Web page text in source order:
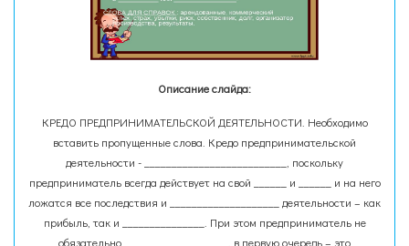
Описание слайда:
КРЕДО ПРЕДПРИНИМАТЕЛЬСКОЙ ДЕЯТЕЛЬНОСТИ. Необходимо
вставить пропущенные слова. Кредо предпринимательской
деятельности - __________________________, поскольку
предприниматель всегда действует на свой ______ и ______ и на него
ложатся все последствия и ____________________ деятельности – как
прибыль, так и _______________. При этом предприниматель не
обязательно ___________________, в первую очередь – это